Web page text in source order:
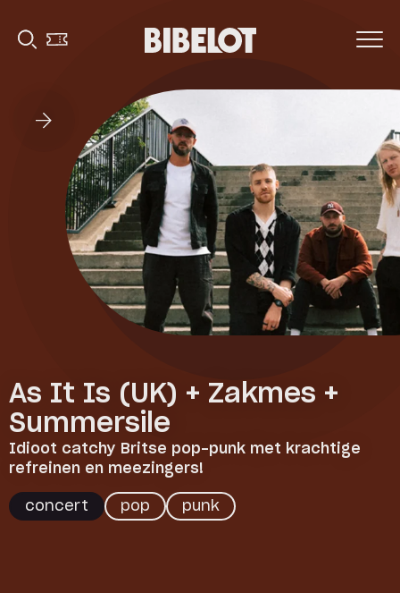
As It Is (UK) + Zakmes +
Summersile
Idioot catchy Britse pop-punk met krachtige
refreinen en meezingers!
concert pop punk